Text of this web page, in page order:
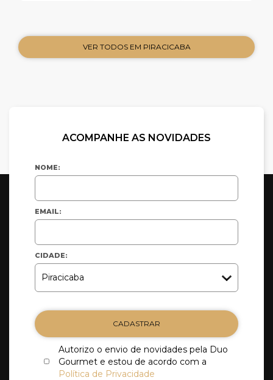
VER TODOS EM PIRACICABA
ACOMPANHE AS NOVIDADES
NOME:
EMAIL:
CIDADE:
CADASTRAR
Autorizo o envio de novidades pela Duo
Gourmet e estou de acordo com a
Política de Privacidade